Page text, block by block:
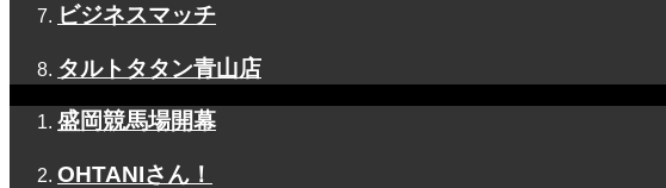
ビジネスマッチ
タルトタタン青山店
盛岡競馬場開幕
OHTANIさん！